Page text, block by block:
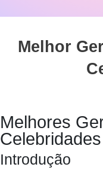
Melhor
Melhores
Introdução